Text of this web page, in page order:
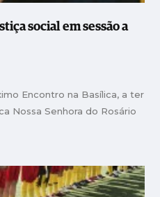
social em sessão a
Encontro na Basílica, a ter
Nossa Senhora do Rosário